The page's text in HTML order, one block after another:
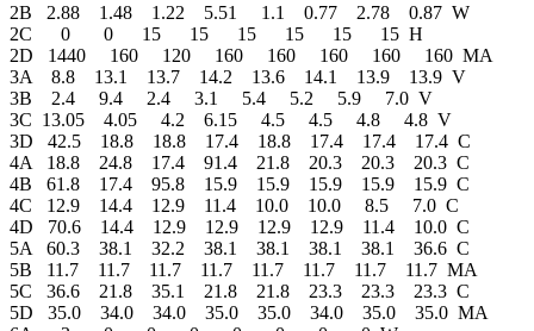
2B   2.88    1.48    1.22    5.51     1.1    0.77    2.78    0.87  W
2C      0       0      15      15      15      15      15      15  H
2D   1440     160     120     160     160     160     160     160  MA
3A    8.8    13.1    13.7    14.2    13.6    14.1    13.9    13.9  V
3B    2.4     9.4     2.4     3.1     5.4     5.2     5.9     7.0  V
3C  13.05    4.05     4.2    6.15     4.5     4.5     4.8     4.8  V
3D   42.5    18.8    18.8    17.4    18.8    17.4    17.4    17.4  C
4A   18.8    24.8    17.4    91.4    21.8    20.3    20.3    20.3  C
4B   61.8    17.4    95.8    15.9    15.9    15.9    15.9    15.9  C
4C   12.9    14.4    12.9    11.4    10.0    10.0     8.5     7.0  C
4D   70.6    14.4    12.9    12.9    12.9    12.9    11.4    10.0  C
5A   60.3    38.1    32.2    38.1    38.1    38.1    38.1    36.6  C
5B   11.7    11.7    11.7    11.7    11.7    11.7    11.7    11.7  MA
5C   36.6    21.8    35.1    21.8    21.8    23.3    23.3    23.3  C
5D   35.0    34.0    34.0    35.0    35.0    34.0    35.0    35.0  MA